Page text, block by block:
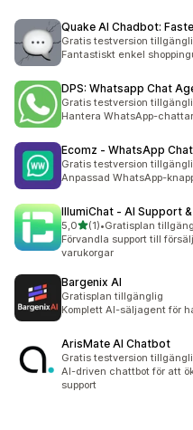
Quake AI Chadbot:
Gratis testversion
Fantastiskt enkel
DPS: Whatsapp Chat
Gratis testversion
Hantera WhatsApp-
Ecomz ‑ WhatsApp
Gratis testversion
Anpassad WhatsApp-
IllumiChat ‑ AI Support
5,0av 5 stjärnor
(1)
1 recensioner totalt
•Gratisplan
Förvandla support till
varukorgar
Bargenix AI
Gratisplan tillgänglig
Komplett AI-säljagent för
ArisMate AI Chatbot
Gratis testversion
AI-driven chattbot för att
support